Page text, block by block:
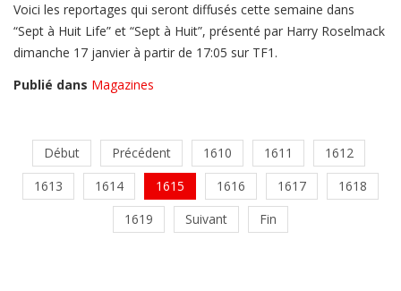
Voici les reportages qui seront diffusés cette semaine dans
“Sept à Huit Life” et “Sept à Huit”, présenté par Harry Roselmack
dimanche 17 janvier à partir de 17:05 sur TF1.
Publié dans Magazines
Début Précédent 1610 1611
1612
1613
1614 1615 1616 1617
1618
1619
Suivant Fin